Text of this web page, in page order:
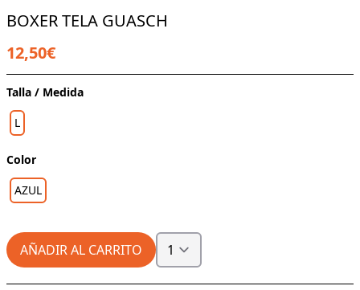
BOXER TELA GUASCH
12,50€
Talla / Medida
L
Color
AZUL
AÑADIR AL CARRITO